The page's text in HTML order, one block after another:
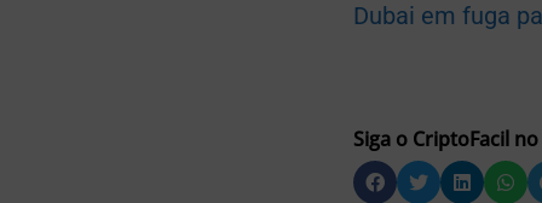
Dubai em fuga
Siga o CriptoFacil no